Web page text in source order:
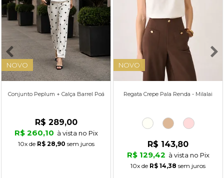
NOVO
Conjunto Peplum + Calça Barrel Poá
R$ 289,00
R$ 260,10 à vista no Pix
10xde R$ 28,90 sem juros
NOVO
Regata Crepe Pala Renda - Milalai
R$ 143,80
R$ 129,42 à vista no Pix
10x de R$ 14,38 sem juros